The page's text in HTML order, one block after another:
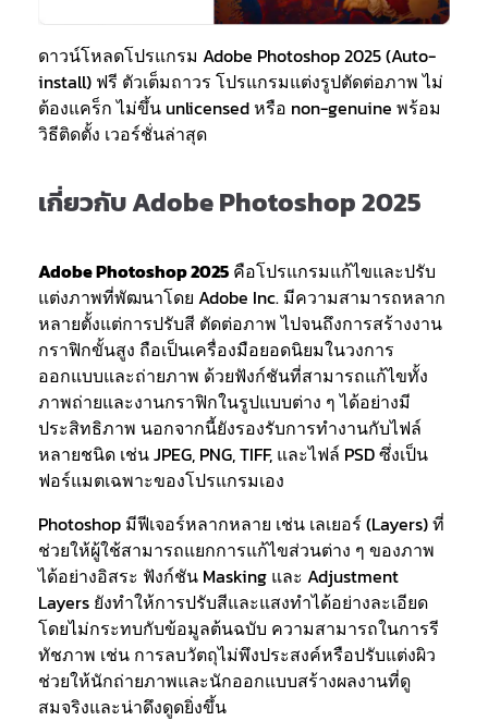
ดาวน์โหลดโปรแกรม Adobe Photoshop 2025 (Auto-
install) ฟรี ตัวเต็มถาวร โปรแกรมแต่งรูปตัดต่อภาพ ไม่
ต้องแคร็ก ไม่ขึ้น unlicensed หรือ non-genuine พร้อม
วิธีติดตั้ง เวอร์ชั่นล่าสุด
เกี่ยวกับ Adobe Photoshop 2025
Adobe Photoshop 2025 คือโปรแกรมแก้ไขและปรับ
แต่งภาพที่พัฒนาโดย Adobe Inc. มีความสามารถหลาก
หลายตั้งแต่การปรับสี ตัดต่อภาพ ไปจนถึงการสร้างงาน
กราฟิกขั้นสูง ถือเป็นเครื่องมือยอดนิยมในวงการ
ออกแบบและถ่ายภาพ ด้วยฟังก์ชันที่สามารถแก้ไขทั้ง
ภาพถ่ายและงานกราฟิกในรูปแบบต่าง ๆ ได้อย่างมี
ประสิทธิภาพ นอกจากนี้ยังรองรับการทำงานกับไฟล์
หลายชนิด เช่น JPEG, PNG, TIFF, และไฟล์ PSD ซึ่งเป็น
ฟอร์แมตเฉพาะของโปรแกรมเอง
Photoshop มีฟีเจอร์หลากหลาย เช่น เลเยอร์ (Layers) ที่
ช่วยให้ผู้ใช้สามารถแยกการแก้ไขส่วนต่าง ๆ ของภาพ
ได้อย่างอิสระ ฟังก์ชัน Masking และ Adjustment
Layers ยังทำให้การปรับสีและแสงทำได้อย่างละเอียด
โดยไม่กระทบกับข้อมูลต้นฉบับ ความสามารถในการรี
ทัชภาพ เช่น การลบวัตถุไม่พึงประสงค์หรือปรับแต่งผิว
ช่วยให้นักถ่ายภาพและนักออกแบบสร้างผลงานที่ดู
สมจริงและน่าดึงดูดยิ่งขึ้น